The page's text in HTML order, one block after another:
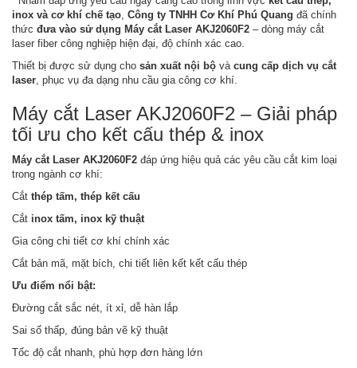
inox và cơ khí chế tạo, Công ty TNHH Cơ Khí Phú Quang đã chính
thức đưa vào sử dụng Máy cắt Laser AKJ2060F2 – dòng máy cắt
laser fiber công nghiệp hiện đại, độ chính xác cao.
Thiết bị được sử dụng cho sản xuất nội bộ và cung cấp dịch vụ cắt
laser, phục vụ đa dạng nhu cầu gia công cơ khí.
Máy cắt Laser AKJ2060F2 – Giải pháp
tối ưu cho kết cấu thép & inox
Máy cắt Laser AKJ2060F2 đáp ứng hiệu quả các yêu cầu cắt kim loại
trong ngành cơ khí:
Cắt thép tấm, thép kết cấu
Cắt inox tấm, inox kỹ thuật
Gia công chi tiết cơ khí chính xác
Cắt bản mã, mặt bích, chi tiết liên kết kết cấu thép
Ưu điểm nổi bật:
Đường cắt sắc nét, ít xỉ, dễ hàn lắp
Sai số thấp, đúng bản vẽ kỹ thuật
Tốc độ cắt nhanh, phù hợp đơn hàng lớn